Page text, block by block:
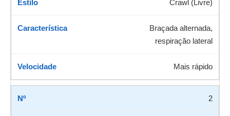
Crawl (Livre)
Braçada alternada,
respiração lateral
Mais rápido
2